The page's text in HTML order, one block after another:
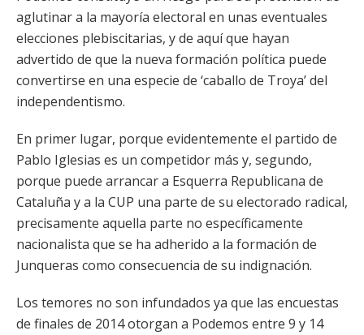
aglutinar a la mayoría electoral en unas eventuales
elecciones plebiscitarias, y de aquí que hayan
advertido de que la nueva formación política puede
convertirse en una especie de ‘caballo de Troya’ del
independentismo.
En primer lugar, porque evidentemente el partido de
Pablo Iglesias es un competidor más y, segundo,
porque puede arrancar a Esquerra Republicana de
Cataluña y a la CUP una parte de su electorado radical,
precisamente aquella parte no específicamente
nacionalista que se ha adherido a la formación de
Junqueras como consecuencia de su indignación.
Los temores no son infundados ya que las encuestas
de finales de 2014 otorgan a Podemos entre 9 y 14